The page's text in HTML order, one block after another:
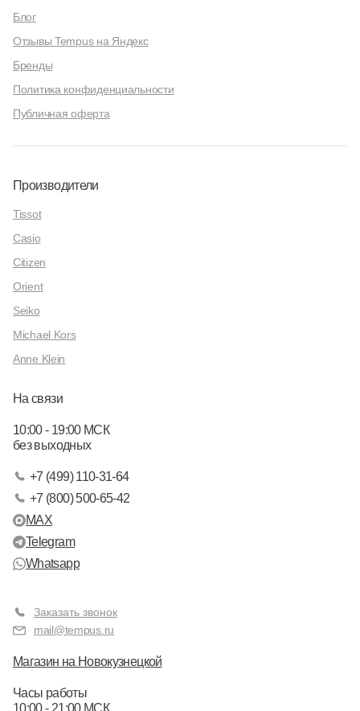
Блог
Отзывы Tempus на Яндекс
Бренды
Политика конфиденциальности
Публичная оферта
Производители
Tissot
Casio
Citizen
Orient
Seiko
Michael Kors
Anne Klein
На связи
10:00 - 19:00 МСК
без выходных
+7 (499) 110-31-64
+7 (800) 500-65-42
MAX
Telegram
Whatsapp
Заказать звонок
mail@tempus.ru
Магазин на Новокузнецкой
Часы работы
10:00 - 21:00 МСК